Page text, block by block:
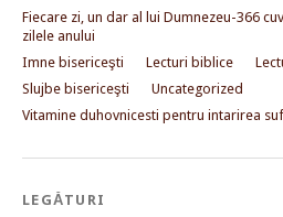
Fiecare zi, un dar al lui Dumnezeu-366
zilele anului
Imne bisericeşti
Lecturi biblice
Slujbe bisericeşti
Uncategorized
Vitamine duhovnicesti pentru intarirea
LEGĂTURI